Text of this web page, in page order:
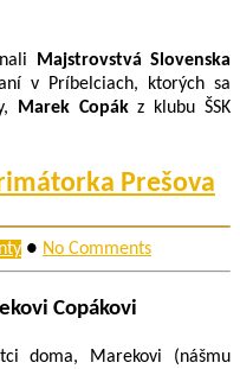
Majstrovstvá Slovenska
v Príbelciach, ktorých sa
Marek Copákz klubu ŠSK
Prešova
● No Comments
Copákovi
doma, Marekovi (nášmu